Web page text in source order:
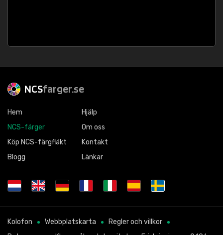
NCSfarger.se
Hem
NCS-färger
Köp NCS-färgfläkt
Blogg
Hjälp
Om oss
Kontakt
Länkar
Kolofon Webbplatskarta
Regler och villkor